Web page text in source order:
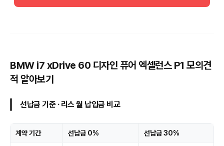
BMW i7 xDrive 60 디자인 퓨어 엑셀런스 P1 모의견
적 알아보기
선납금 기준 · 리스 월 납입금 비교
계약 기간 선납금 0% 선납금 30%